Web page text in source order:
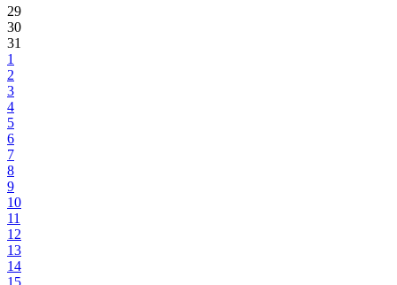
29
30
31
1
2
3
4
5
6
7
8
9
10
11
12
13
14